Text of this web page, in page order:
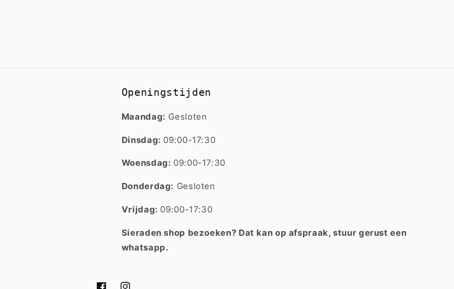
Openingstijden
Maandag: Gesloten
Dinsdag: 09:00-17:30
Woensdag: 09:00-17:30
Donderdag: Gesloten
Vrijdag: 09:00-17:30
Sieraden shop bezoeken? Dat kan op afspraak, stuur gerust een
whatsapp.